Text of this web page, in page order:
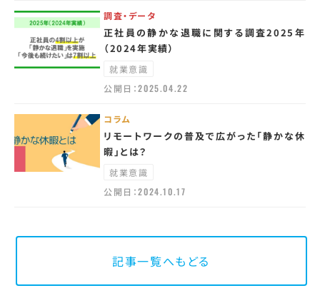
調査・データ
正社員の静かな退職に関する調査2025年
（2024年実績）
就業意識
公開日：2025.04.22
コラム
リモートワークの普及で広がった「静かな休
暇」とは？
就業意識
公開日：2024.10.17
記事一覧へもどる